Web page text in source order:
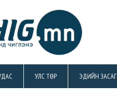
УЛС ТӨР ЭДИЙН ЗАСАГ